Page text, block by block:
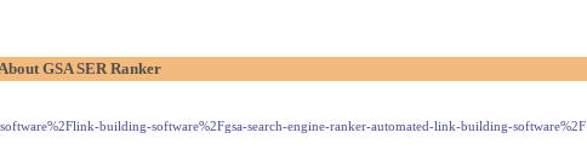
GSA SER Ranker
building-software%2Fgsa-search-engine-ranker-automated-link-building-software%2F